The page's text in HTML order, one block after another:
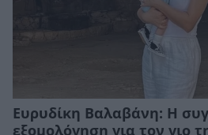
Ευρυδίκη Βαλαβάνη: Η
εξομολόγηση για τον γιο